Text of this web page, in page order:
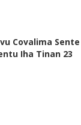
Covalima Sente
Iha Tinan 23